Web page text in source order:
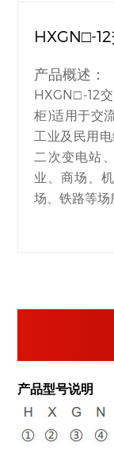
HXGN□-
产品概述：
HXGN□-12
柜)适用于交
工业及民用
二次变电站
业、商场、
场、铁路等场
产品型号说明